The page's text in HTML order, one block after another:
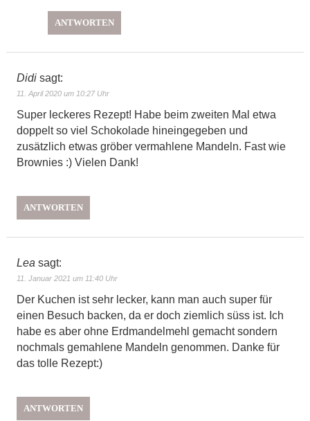
ANTWORTEN
Didi sagt:
11. April 2020 um 10:27 Uhr
Super leckeres Rezept! Habe beim zweiten Mal etwa
doppelt so viel Schokolade hineingegeben und
zusätzlich etwas gröber vermahlene Mandeln. Fast wie
Brownies :) Vielen Dank!
ANTWORTEN
Lea sagt:
11. Januar 2021 um 11:40 Uhr
Der Kuchen ist sehr lecker, kann man auch super für
einen Besuch backen, da er doch ziemlich süss ist. Ich
habe es aber ohne Erdmandelmehl gemacht sondern
nochmals gemahlene Mandeln genommen. Danke für
das tolle Rezept:)
ANTWORTEN